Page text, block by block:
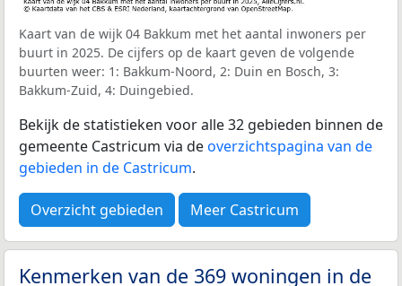
Kaart van de wijk 04 Bakkum met het aantal inwoners per
buurt in 2025. De cijfers op de kaart geven de volgende
buurten weer: 1: Bakkum-Noord, 2: Duin en Bosch, 3:
Bakkum-Zuid, 4: Duingebied.
Bekijk de statistieken voor alle 32 gebieden binnen de
gemeente Castricum via deoverzichtspagina van de
gebieden in de Castricum.
Overzicht gebieden Meer Castricum
Kenmerken van de 369 woningen in de